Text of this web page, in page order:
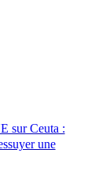
sur Ceuta :
une